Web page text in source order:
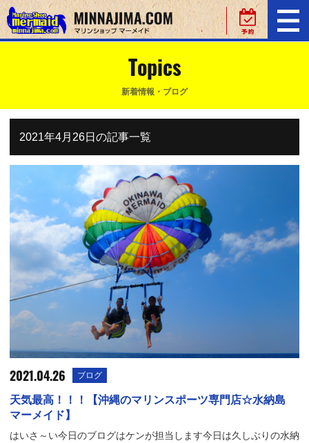
Topics
新着情報・ブログ
2021年4月26日の記事一覧
2021.04.26 ブログ
天気最高！！！【沖縄のマリンスポーツ専門店☆水納島
マーメイド】
はいさ～い今日のブログはケンが担当します今日は久しぶりの水納